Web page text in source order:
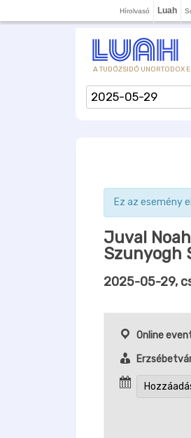
Hírolvasó Luah
A TUDÓZSIDÓ UNORTODOX
Ez az esemény
Juval
Szunyogh
2025-05-29,
Online